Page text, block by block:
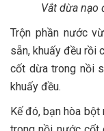
Vắt dừa nạo
Trộn phần nước
sẵn, khuấy đều rồi
cốt dừa trong nồi
khuấy đều.
Kế đó, bạn hòa